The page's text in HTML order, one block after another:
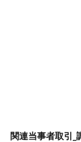
関連当事者取引_